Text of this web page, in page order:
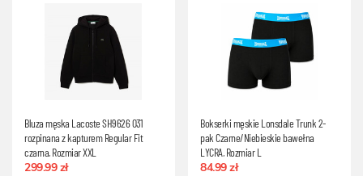
Bluza męska Lacoste SH9626 031
rozpinana z kapturem Regular Fit
czarna, Rozmiar XXL
299.99 zł
Bokserki męskie Lonsdale Trunk 2-
pak Czarne/Niebieskie bawełna
LYCRA, Rozmiar L
84.99 zł